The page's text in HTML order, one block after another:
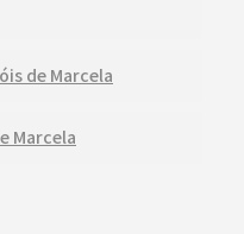
de Marcela
Marcela